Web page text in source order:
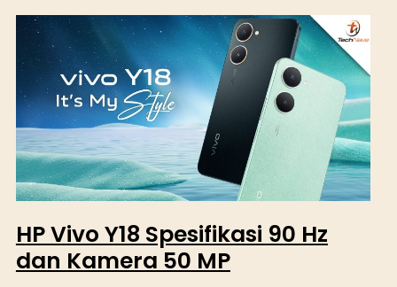
HP Vivo Y18 Spesifikasi 90 Hz
dan Kamera 50 MP